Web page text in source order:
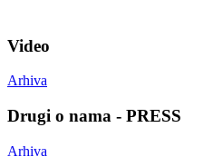
Video
Arhiva
Drugi o nama - PRESS
Arhiva